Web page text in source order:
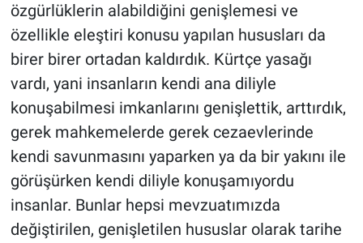
özgürlüklerin alabildiğini genişlemesi ve
özellikle eleştiri konusu yapılan hususları da
birer birer ortadan kaldırdık. Kürtçe yasağı
vardı, yani insanların kendi ana diliyle
konuşabilmesi imkanlarını genişlettik, arttırdık,
gerek mahkemelerde gerek cezaevlerinde
kendi savunmasını yaparken ya da bir yakını ile
görüşürken kendi diliyle konuşamıyordu
insanlar. Bunlar hepsi mevzuatımızda
değiştirilen, genişletilen hususlar olarak tarihe
Spor
Teknoloji
Türkiye'nin Geleceği
Türkiye'nin Gündemi
Yerel Gündem
Yerel Yaşam